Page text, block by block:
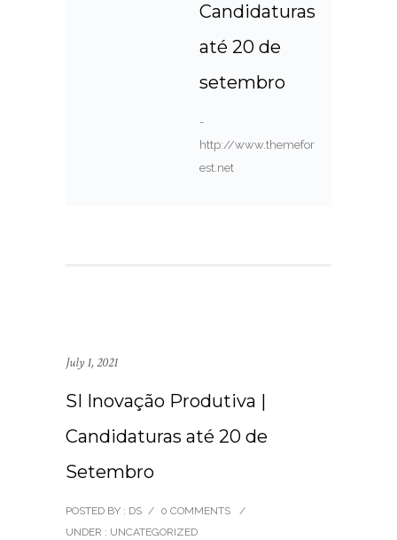
Candidaturas
até 20 de
setembro
-
http://www.themefor
est.net
July 1, 2021
SI Inovação Produtiva |
Candidaturas até 20 de
Setembro
POSTED BY : DS / 0 COMMENTS
/
UNDER : UNCATEGORIZED